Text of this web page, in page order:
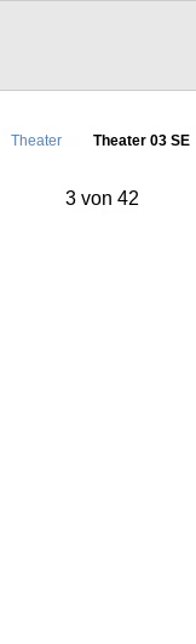
Theater Theater 03 SE
3 von 42